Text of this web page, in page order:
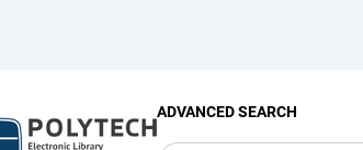
ADVANCED SEARCH